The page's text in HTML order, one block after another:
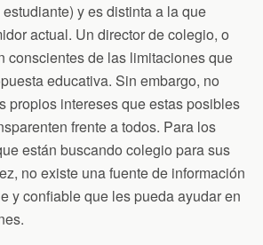
y es distinta a la que
actual. Un director de colegio, o
conscientes de las limitaciones que
educativa. Sin embargo, no
propios intereses que estas posibles
frente a todos. Para los
están buscando colegio para sus
no existe una fuente de información
y confiable que les pueda ayudar en